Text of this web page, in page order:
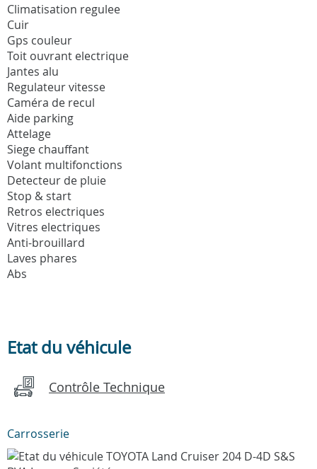
Climatisation regulee
Cuir
Gps couleur
Toit ouvrant electrique
Jantes alu
Regulateur vitesse
Caméra de recul
Aide parking
Attelage
Siege chauffant
Volant multifonctions
Detecteur de pluie
Stop & start
Retros electriques
Vitres electriques
Anti-brouillard
Laves phares
Abs
Etat du véhicule
Contrôle Technique
Carrosserie